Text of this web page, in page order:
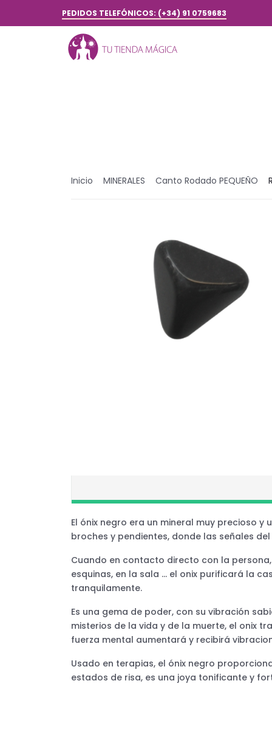
PEDIDOS TELEFÓNICOS: (+34) 91 0759683
Inicio MINERALES Canto Rodado PEQUEÑO
El ónix negro era un mineral muy precioso
broches y pendientes, donde las señales
Cuando en contacto directo con la
esquinas, en la sala … el onix purificará la
tranquilamente.
Es una gema de poder, con su vibración
misterios de la vida y de la muerte, el onix
fuerza mental aumentará y recibirá
Usado en terapias, el ónix negro
estados de risa, es una joya tonificante y